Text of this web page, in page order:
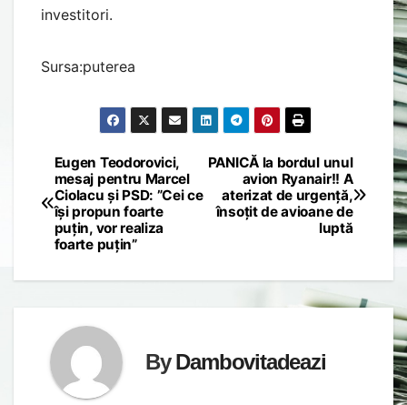
investitori.
Sursa:puterea
Post
navigation
PANICĂ la bordul unul
avion Ryanair!! A
aterizat de urgență,
însoțit de avioane de
luptă
Eugen Teodorovici,
mesaj pentru Marcel
Ciolacu și PSD: ”Cei ce
își propun foarte
puțin, vor realiza
foarte puțin”
ByDambovitadeazi